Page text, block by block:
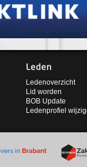
Leden
Ledenoverzicht
Lid worden
BOB Update
Ledenprofiel